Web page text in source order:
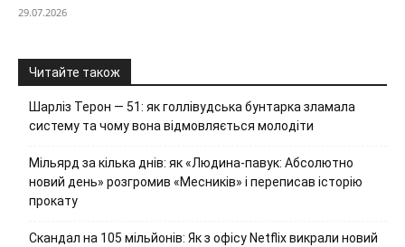
29.07.2026
Читайте також
Шарліз Терон — 51: як голлівудська бунтарка зламала
систему та чому вона відмовляється молодіти
Мільярд за кілька днів: як «Людина-павук: Абсолютно
новий день» розгромив «Месників» і переписав історію
прокату
Скандал на 105 мільйонів: Як з офісу Netflix викрали новий